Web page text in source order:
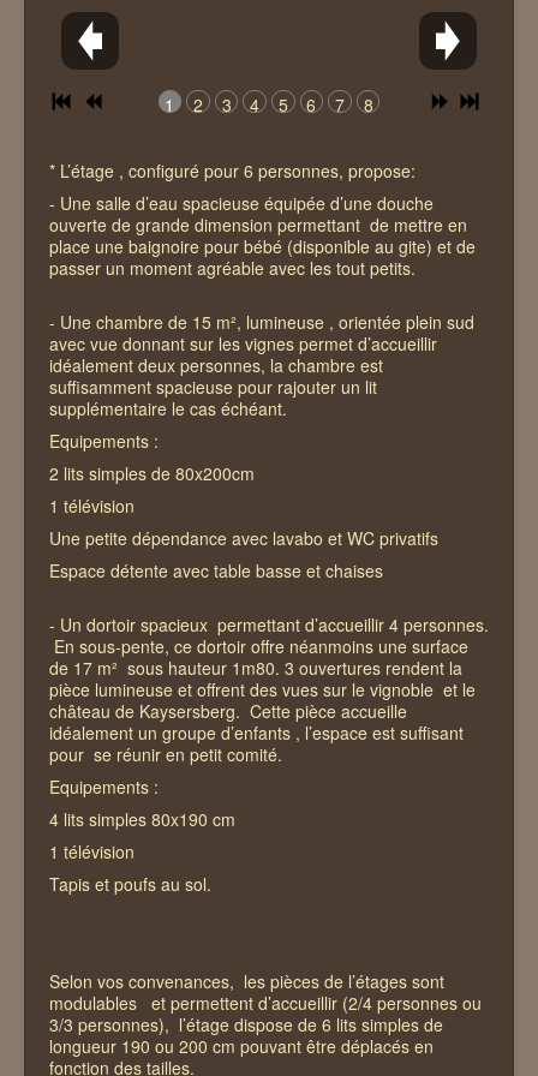
Les alentours
Contact
1 2 3 4 5 6 7 8
* L’étage , configuré pour 6 personnes, propose:
- Une salle d’eau spacieuse équipée d’une douche
ouverte de grande dimension permettant de mettre en
place une baignoire pour bébé (disponible au gite) et de
passer un moment agréable avec les tout petits.
- Une chambre de 15 m², lumineuse , orientée plein sud
avec vue donnant sur les vignes permet d’accueillir
idéalement deux personnes, la chambre est
suffisamment spacieuse pour rajouter un lit
supplémentaire le cas échéant.
Equipements :
2 lits simples de 80x200cm
1 télévision
Une petite dépendance avec lavabo et WC privatifs
Espace détente avec table basse et chaises
- Un dortoir spacieux permettant d’accueillir 4 personnes.
En sous-pente, ce dortoir offre néanmoins une surface
de 17 m² sous hauteur 1m80. 3 ouvertures rendent la
pièce lumineuse et offrent des vues sur le vignoble et le
château de Kaysersberg. Cette pièce accueille
idéalement un groupe d’enfants , l’espace est suffisant
pour se réunir en petit comité.
Equipements :
4 lits simples 80x190 cm
1 télévision
Tapis et poufs au sol.
Selon vos convenances, les pièces de l’étages sont
modulables et permettent d’accueillir (2/4 personnes ou
3/3 personnes), l’étage dispose de 6 lits simples de
longueur 190 ou 200 cm pouvant être déplacés en
fonction des tailles.